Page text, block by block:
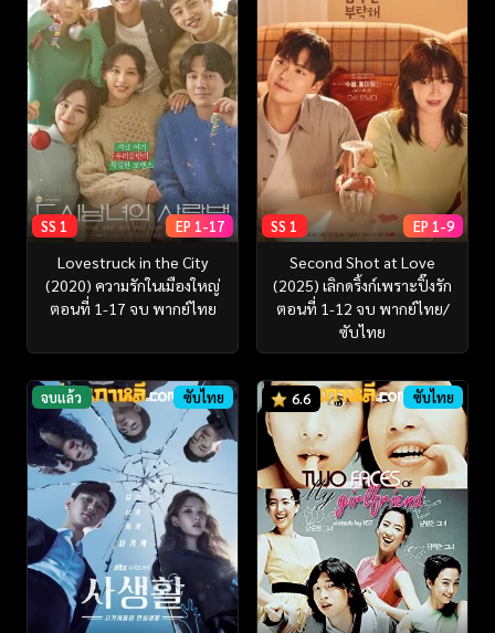
SS 1 EP 1-17
Lovestruck in the City
(2020) ความรักในเมืองใหญ่
ตอนที่ 1-17 จบ พากย์ไทย
SS 1 EP 1-9
Second Shot at Love
(2025) เลิกดริ้งก์เพราะปิ๊งรัก
ตอนที่ 1-12 จบ พากย์ไทย/
ซับไทย
จบแล้ว ซับไทย 6.6 ซับไทย